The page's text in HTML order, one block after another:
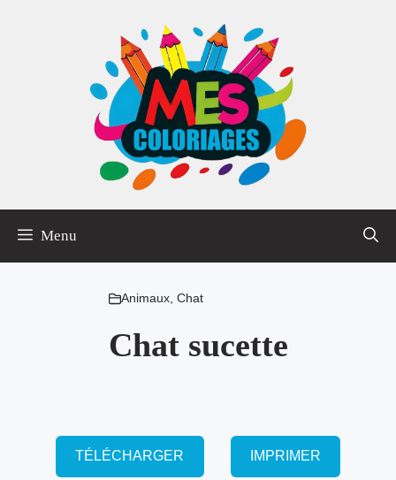
Menu
Animaux, Chat
Chat sucette
TÉLÉCHARGER IMPRIMER